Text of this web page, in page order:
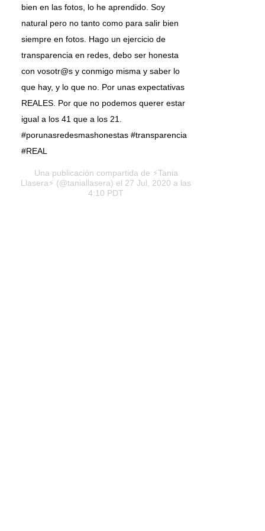
bien en las fotos, lo he aprendido. Soy
natural pero no tanto como para salir bien
siempre en fotos. Hago un ejercicio de
transparencia en redes, debo ser honesta
con vosotr@s y conmigo misma y saber lo
que hay, y lo que no. Por unas expectativas
REALES. Por que no podemos querer estar
igual a los 41 que a los 21.
#porunasredesmashonestas #transparencia
#REAL
Una publicación compartida de ⚡️Tania
Llasera⚡️ (@taniallasera) el 27 Jul, 2020 a las
4:10 PDT